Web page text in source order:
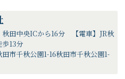
秋田中央ICから16分 【電車】JR秋
歩13分
市千秋公園1-16秋田市千秋公園1-